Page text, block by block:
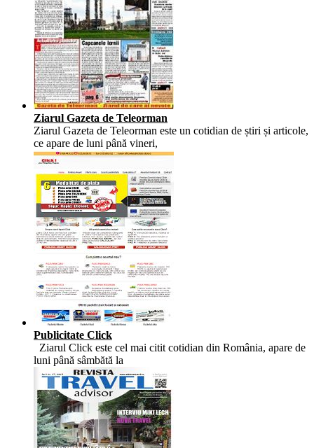
Ziarul Gazeta de Teleorman
Ziarul Gazeta de Teleorman este un cotidian de știri și articole,
ce apare de luni până vineri,
Publicitate Click
Ziarul Click este cel mai citit cotidian din România, apare de
luni până sâmbătă la